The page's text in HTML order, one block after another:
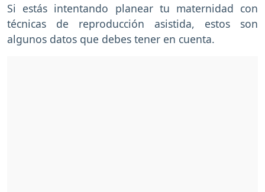
Si estás intentando planear tu maternidad con
técnicas de reproducción asistida, estos son
algunos datos que debes tener en cuenta.